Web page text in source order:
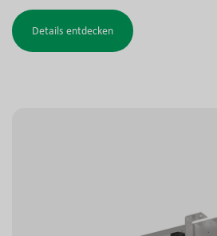
Technologie arbeiten diese
Ventilatoren mit außergewöhnlich
zweistufigen Betrieb zertifiziert
sowohl eine effektive tägliche
Details entdecken